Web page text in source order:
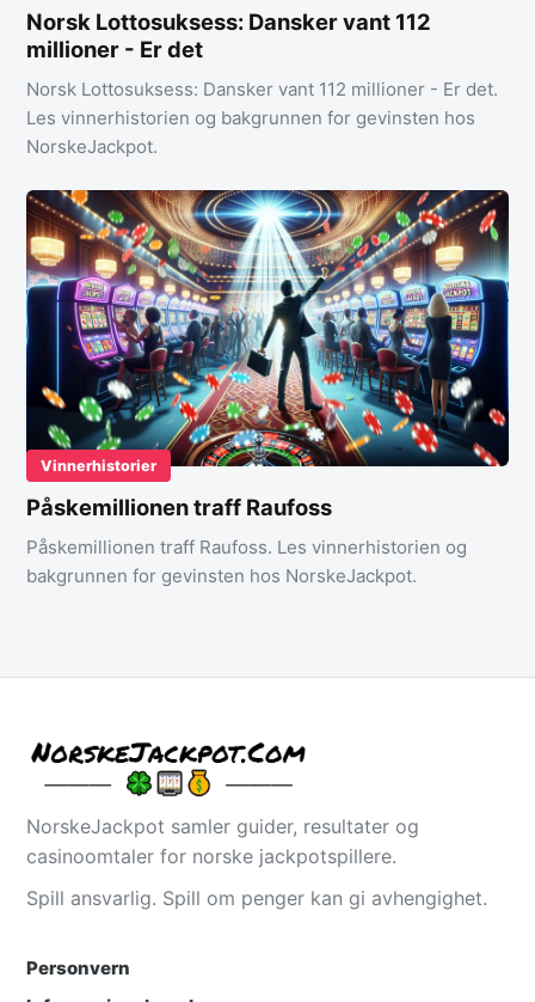
Norsk Lottosuksess: Dansker vant 112
millioner - Er det
Norsk Lottosuksess: Dansker vant 112 millioner - Er det.
Les vinnerhistorien og bakgrunnen for gevinsten hos
NorskeJackpot.
Vinnerhistorier
Påskemillionen traff Raufoss
Påskemillionen traff Raufoss. Les vinnerhistorien og
bakgrunnen for gevinsten hos NorskeJackpot.
NorskeJackpot samler guider, resultater og
casinoomtaler for norske jackpotspillere.
Spill ansvarlig. Spill om penger kan gi avhengighet.
Personvern